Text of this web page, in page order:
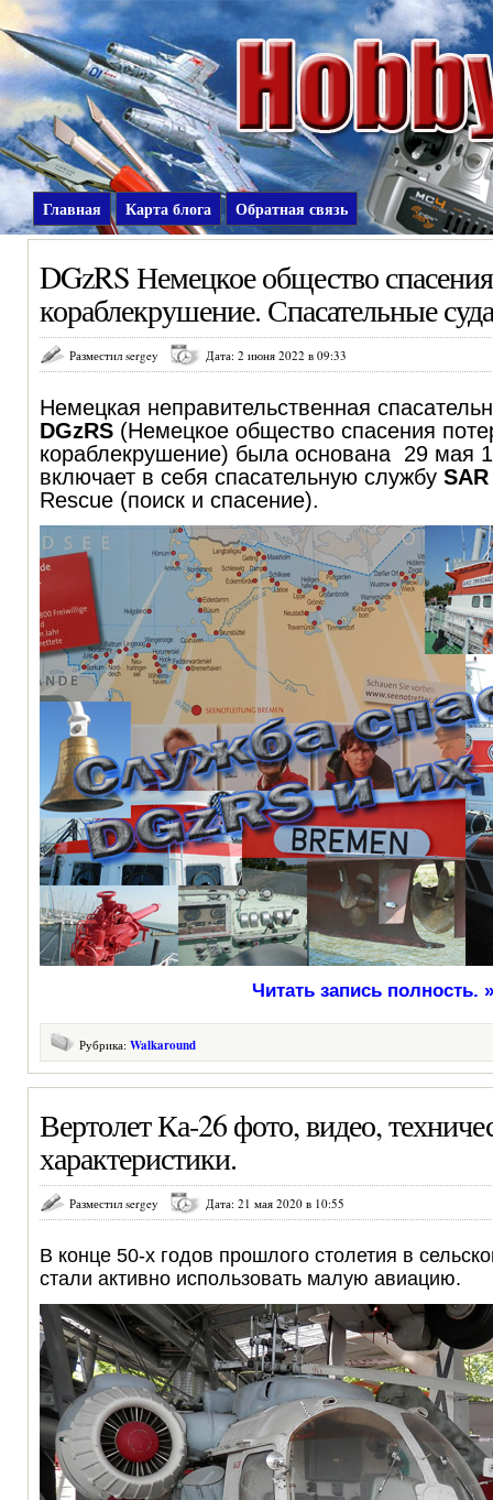
Главная Карта блога Обратная связь
DGzRS Немецкое общество
кораблекрушение. Спасательные
Разместил sergey Дата: 2 июня 2022 в 09:33
Немецкая неправительственная
DGzRS (Немецкое общество спасения
кораблекрушение) была основана 29 мая
включает в себя спасательную службу SAR
Rescue (поиск и спасение).
Читать запись полность. »
Рубрика: Walkaround
Вертолет Ка-26 фото, видео,
характеристики.
Разместил sergey Дата: 21 мая 2020 в 10:55
В конце 50-х годов прошлого столетия в
стали активно использовать малую авиацию.